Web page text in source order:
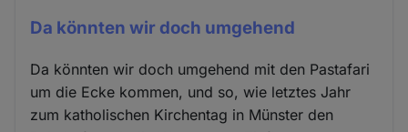
Da könnten wir doch umgehend
Da könnten wir doch umgehend mit den Pastafari
um die Ecke kommen, und so, wie letztes Jahr
zum katholischen Kirchentag in Münster den